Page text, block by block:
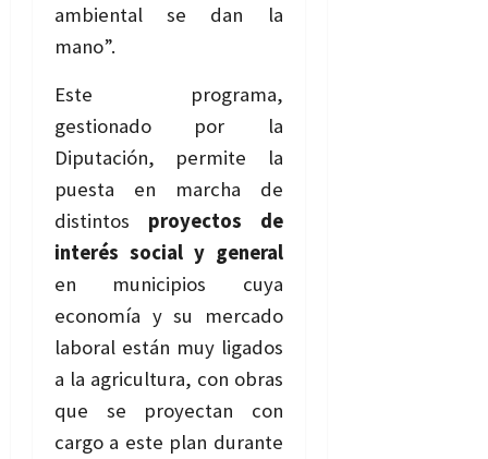
ambiental se dan la
mano”.
Este programa,
gestionado por la
Diputación, permite la
puesta en marcha de
distintos proyectos de
interés social y general
en municipios cuya
economía y su mercado
laboral están muy ligados
a la agricultura, con obras
que se proyectan con
cargo a este plan durante